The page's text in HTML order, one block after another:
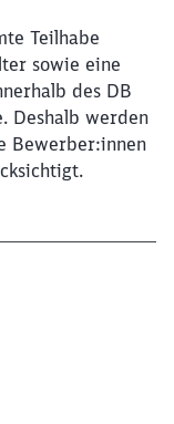
Teilhabe
sowie eine
des DB
Deshalb werden
Bewerber:innen